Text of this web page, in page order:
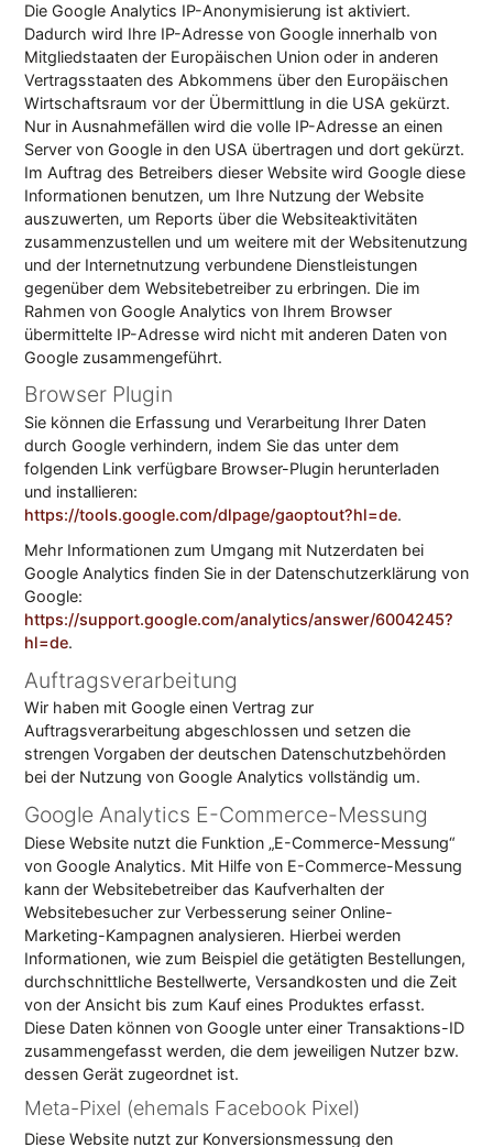
Die Google Analytics IP-Anonymisierung ist aktiviert.
Dadurch wird Ihre IP-Adresse von Google innerhalb von
Mitgliedstaaten der Europäischen Union oder in anderen
Vertragsstaaten des Abkommens über den Europäischen
Wirtschaftsraum vor der Übermittlung in die USA gekürzt.
Nur in Ausnahmefällen wird die volle IP-Adresse an einen
Server von Google in den USA übertragen und dort gekürzt.
Im Auftrag des Betreibers dieser Website wird Google diese
Informationen benutzen, um Ihre Nutzung der Website
auszuwerten, um Reports über die Websiteaktivitäten
zusammenzustellen und um weitere mit der Websitenutzung
und der Internetnutzung verbundene Dienstleistungen
gegenüber dem Websitebetreiber zu erbringen. Die im
Rahmen von Google Analytics von Ihrem Browser
übermittelte IP-Adresse wird nicht mit anderen Daten von
Google zusammengeführt.
Browser Plugin
Sie können die Erfassung und Verarbeitung Ihrer Daten
durch Google verhindern, indem Sie das unter dem
folgenden Link verfügbare Browser-Plugin herunterladen
und installieren:
https://tools.google.com/dlpage/gaoptout?hl=de.
Mehr Informationen zum Umgang mit Nutzerdaten bei
Google Analytics finden Sie in der Datenschutzerklärung von
Google:
https://support.google.com/analytics/answer/6004245?
hl=de.
Auftragsverarbeitung
Wir haben mit Google einen Vertrag zur
Auftragsverarbeitung abgeschlossen und setzen die
strengen Vorgaben der deutschen Datenschutzbehörden
bei der Nutzung von Google Analytics vollständig um.
Google Analytics E-Commerce-Messung
Diese Website nutzt die Funktion „E-Commerce-Messung“
von Google Analytics. Mit Hilfe von E-Commerce-Messung
kann der Websitebetreiber das Kaufverhalten der
Websitebesucher zur Verbesserung seiner Online-
Marketing-Kampagnen analysieren. Hierbei werden
Informationen, wie zum Beispiel die getätigten Bestellungen,
durchschnittliche Bestellwerte, Versandkosten und die Zeit
von der Ansicht bis zum Kauf eines Produktes erfasst.
Diese Daten können von Google unter einer Transaktions-ID
zusammengefasst werden, die dem jeweiligen Nutzer bzw.
dessen Gerät zugeordnet ist.
Meta-Pixel (ehemals Facebook Pixel)
Diese Website nutzt zur Konversionsmessung den